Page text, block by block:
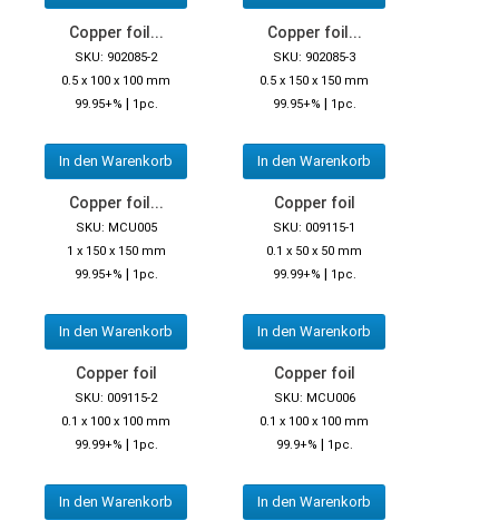
Copper foil...
SKU: 902085-2
0.5 x 100 x 100 mm
99.95+% | 1pc.
In den Warenkorb
Copper foil...
SKU: 902085-3
0.5 x 150 x 150 mm
99.95+% | 1pc.
In den Warenkorb
Copper foil...
SKU: MCU005
1 x 150 x 150 mm
99.95+% | 1pc.
In den Warenkorb
Copper foil
SKU: 009115-1
0.1 x 50 x 50 mm
99.99+% | 1pc.
In den Warenkorb
Copper foil
SKU: 009115-2
0.1 x 100 x 100 mm
99.99+% | 1pc.
In den Warenkorb
Copper foil
SKU: MCU006
0.1 x 100 x 100 mm
99.9+% | 1pc.
In den Warenkorb